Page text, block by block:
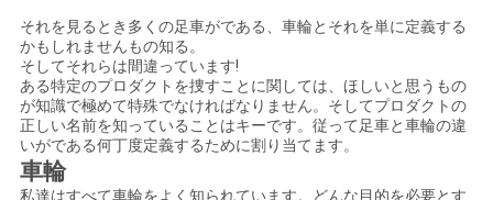
場
合
引
それを見るとき多くの足車がである、車輪とそれを単に定義する
かもしれませんもの知る。
そしてそれらは間違っています!
ある特定のプロダクトを捜すことに関しては、ほしいと思うもの
が知識で極めて特殊でなければなりません。そしてプロダクトの
正しい名前を知っていることはキーです。従って足車と車輪の違
いがである何丁度定義するために割り当てます。
車輪
私達はすべて車輪をよく知られています。どんな目的を必要とす